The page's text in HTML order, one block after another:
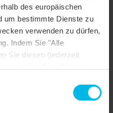
des europäischen
um bestimmte Dienste zu
verwenden zu dürfen,
Indem Sie "Alle
Sie diesen (jederzeit
Datenverarbeitung
engobiert